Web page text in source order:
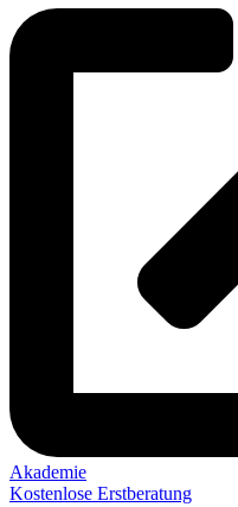
Akademie
Kostenlose Erstberatung